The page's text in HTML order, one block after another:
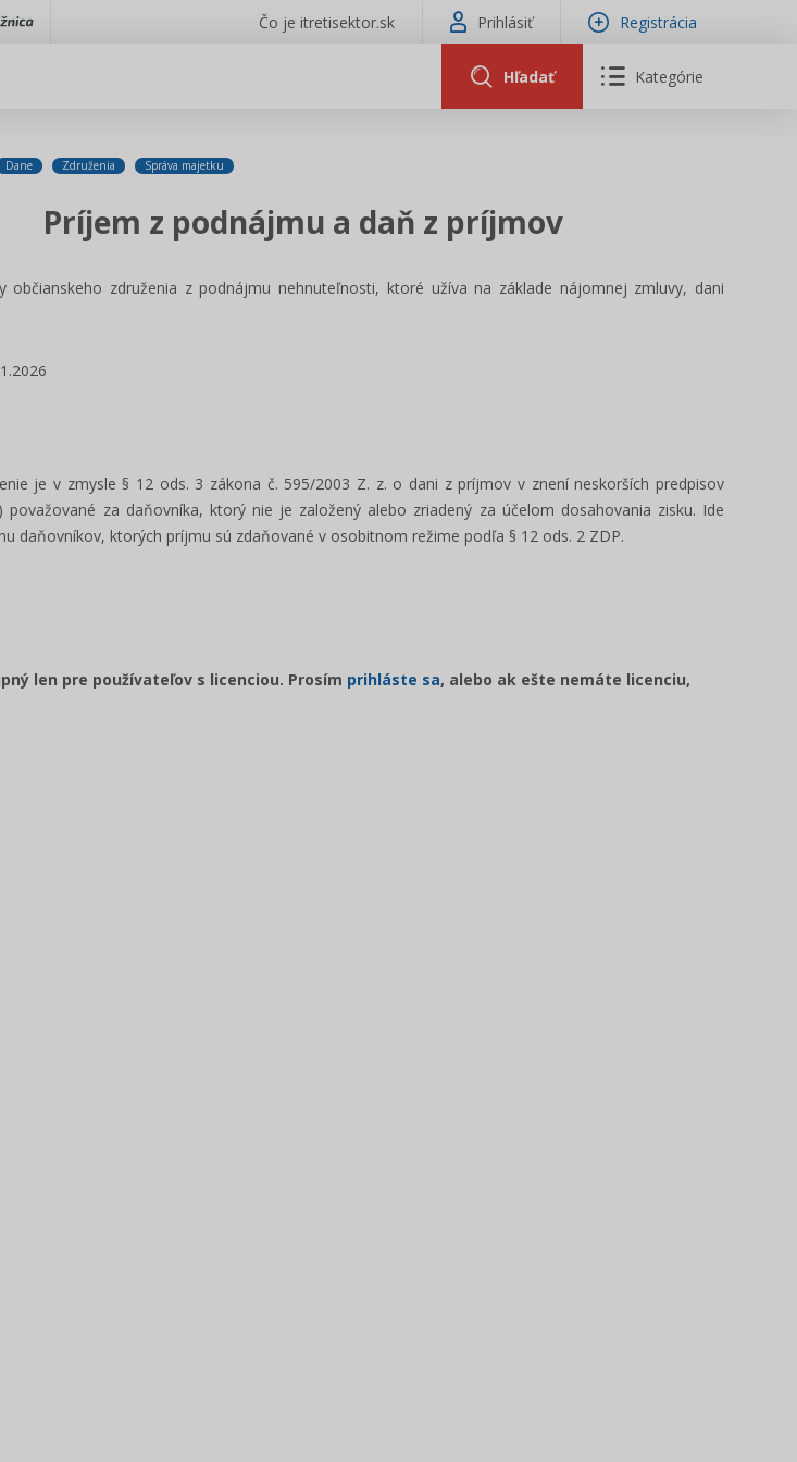
Čo je itretisektor.sk Prihlásiť Registrácia
Hľadať Kategórie
Dane Združenia Správa majetku
Príjem z podnájmu a daň z príjmov
občianskeho združenia z podnájmu nehnuteľnosti, ktoré užíva na základe nájomnej zmluvy, dani
je v zmysle § 12 ods. 3 zákona č. 595/2003 Z. z. o dani z príjmov v znení neskorších predpisov
považované za daňovníka, ktorý nie je založený alebo zriadený za účelom dosahovania zisku. Ide
daňovníkov, ktorých príjmu sú zdaňované v osobitnom režime podľa § 12 ods. 2 ZDP.
len pre používateľov s licenciou. Prosím prihláste sa, alebo ak ešte nemáte licenciu,